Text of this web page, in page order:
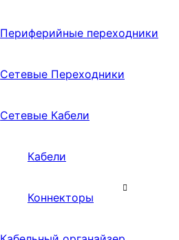
Периферийные переходники
Сетевые Переходники
Сетевые Кабели
Кабели
Коннекторы